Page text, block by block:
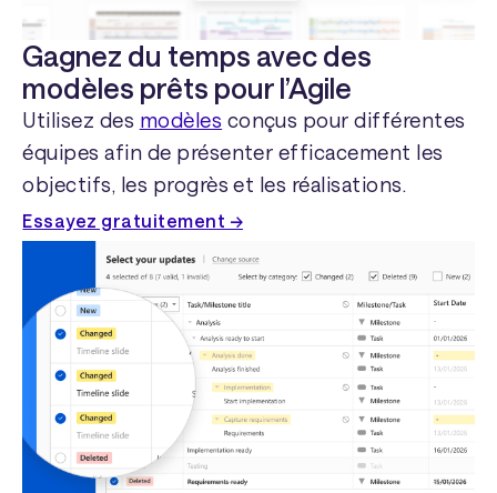
Gagnez du temps avec des
modèles prêts pour l’Agile
Utilisez des modèles conçus pour différentes
équipes afin de présenter efficacement les
objectifs, les progrès et les réalisations.
Essayez gratuitement →